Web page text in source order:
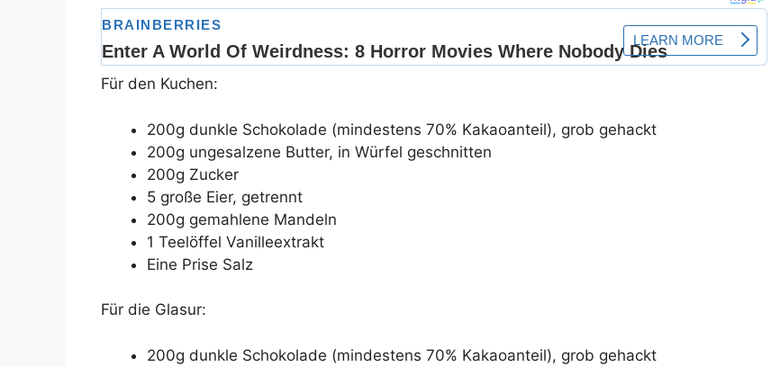
Für den Kuchen:
200g dunkle Schokolade (mindestens 70% Kakaoanteil), grob gehackt
200g ungesalzene Butter, in Würfel geschnitten
200g Zucker
5 große Eier, getrennt
200g gemahlene Mandeln
1 Teelöffel Vanilleextrakt
Eine Prise Salz
Für die Glasur:
200g dunkle Schokolade (mindestens 70% Kakaoanteil), grob gehackt